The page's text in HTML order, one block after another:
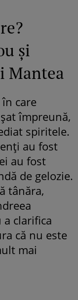
și
Mantea
care
împreună,
spiritele.
au fost
au fost
de gelozie.
tânăra,
clarifica
că nu este
mai